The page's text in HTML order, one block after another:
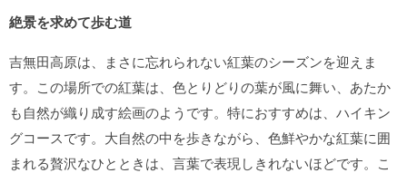
絶景を求めて歩む道
吉無田高原は、まさに忘れられない紅葉のシーズンを迎えま
す。この場所での紅葉は、色とりどりの葉が風に舞い、あたか
も自然が織り成す絵画のようです。特におすすめは、ハイキン
グコースです。大自然の中を歩きながら、色鮮やかな紅葉に囲
まれる贅沢なひとときは、言葉で表現しきれないほどです。こ